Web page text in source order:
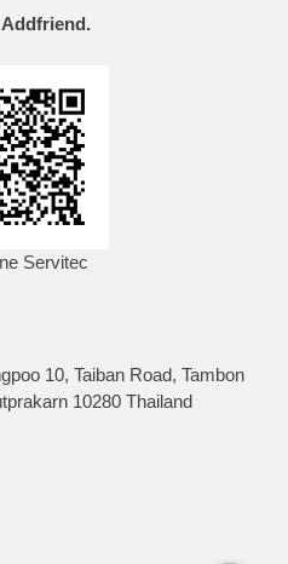
Addfriend.
Servitec
10, Taiban Road, Tambon
10280 Thailand